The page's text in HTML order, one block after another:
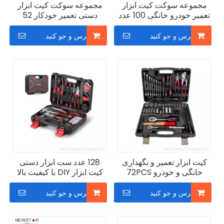
مجموعه سوکت کیت ابزار
تعمیر خودرو خانگی 100 عدد
پرس و جو کنید
مجموعه سوکت کیت ابزار
دستی تعمیر خودکار 52
عددی برای ماشین
پرس و جو کنید
کیت ابزار تعمیر و نگهداری
خانگی و خودرو 72PCS
پرس و جو کنید
128 عدد ست ابزار دستی
کیت ابزار DIY با کیفیت بالا
پرس و جو کنید